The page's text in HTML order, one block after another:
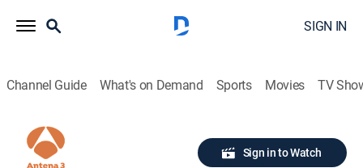
SIGN IN
Channel Guide What's on Demand Sports Movies TV
Sign in to Watch